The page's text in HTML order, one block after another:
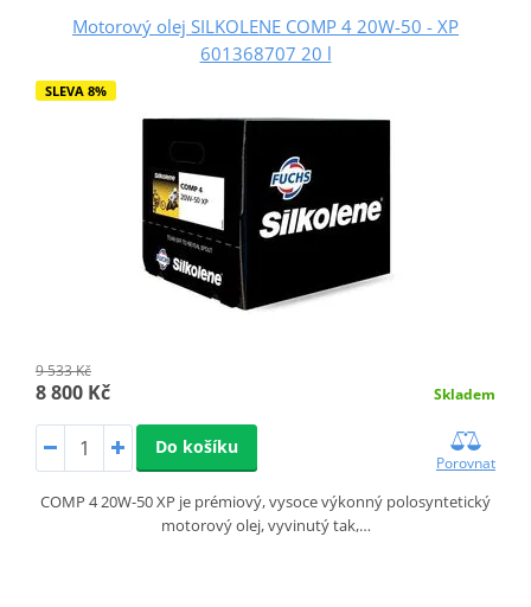
Motorový olej SILKOLENE COMP 4 20W-50 - XP
601368707 20 l
SLEVA 8%
9 533 Kč
8 800 Kč Skladem
Do košíku
Porovnat
COMP 4 20W-50 XP je prémiový, vysoce výkonný polosyntetický
motorový olej, vyvinutý tak,…